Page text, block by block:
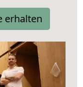
erhalten